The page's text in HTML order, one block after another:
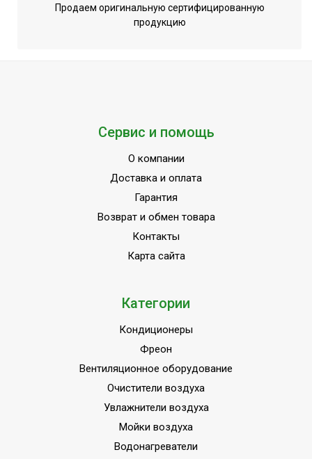
Продаем оригинальную сертифицированную
продукцию
Сервис и помощь
О компании
Доставка и оплата
Гарантия
Возврат и обмен товара
Контакты
Карта сайта
Категории
Кондиционеры
Фреон
Вентиляционное оборудование
Очистители воздуха
Увлажнители воздуха
Мойки воздуха
Водонагреватели